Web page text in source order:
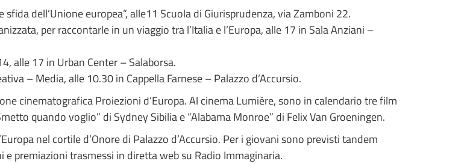
dell’Unione europea”, alle11 Scuola di Giurisprudenza, via Zamboni 22.
per raccontarle in un viaggio tra l’Italia e l’Europa, alle 17 in Sala Anziani –
alle 17 in Urban Center – Salaborsa.
– Media, alle 10.30 in Cappella Farnese – Palazzo d’Accursio.
cinematografica Proiezioni d’Europa. Al cinema Lumière, sono in calendario tre film
quando voglio” di Sydney Sibilia e “Alabama Monroe” di Felix Van Groeningen.
nel cortile d’Onore di Palazzo d’Accursio. Per i giovani sono previsti tandem
premiazioni trasmessi in diretta web su Radio Immaginaria.